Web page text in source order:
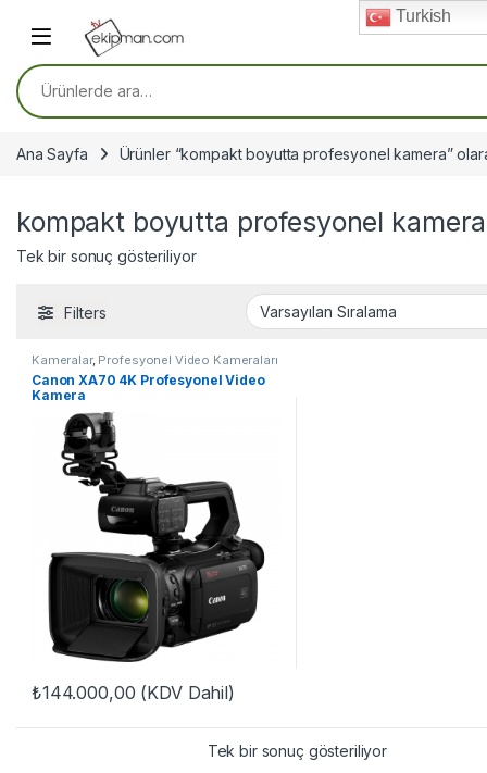
Ara:
Ana Sayfa Ürünler “kompakt boyutta profesyonel kamera”
kompakt boyutta profesyonel kamera
Tek bir sonuç gösteriliyor
Filters
Kameralar, Profesyonel Video Kameraları
Canon XA70 4K Profesyonel Video
Kamera
₺144.000,00 (KDV Dahil)
Tek bir sonuç gösteriliyor
Turkish